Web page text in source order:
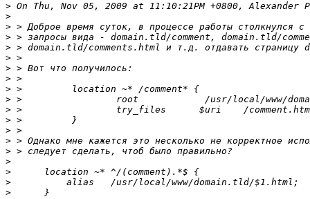
>
>
>
>
>
>
>
>
>
>
>
>
>
>
>
>
>
>
>